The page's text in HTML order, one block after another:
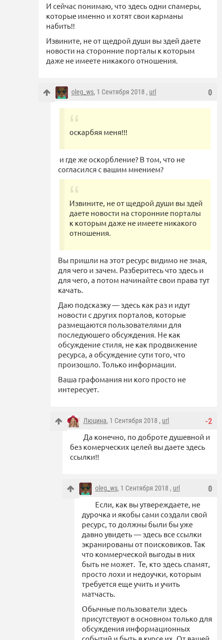
И сейчас понимаю, что здесь одни спамеры,
которые именно и хотят свои карманы
набить!!
Извините, не от щедрой души вы здей даете
новости на сторонние порталы к которым
даже не имеете никакого отношения.
0
oleg_ws, 1 Сентября 2018 , url
оскарбяя меня!!!
и где же оскорбление? В том, что не
согласился с вашим мнением?
Извините, не от щедрой души вы здей
даете новости на сторонние порталы
к которым даже не имеете никакого
отношения.
Вы пришли на этот ресурс видимо не зная,
для чего и зачем. Разберитесь что здесь и
для чего, а потом начинайте свои права тут
качать.
Даю подсказку — здесь как раз и идут
новости с других порталов, которые
размещаются пользователями для
последуюшего обсуждения. Не как
обсуждение стиля, не как продвижение
ресурса, а обсуждение сути того, что
произошло. Только информации.
Ваша графомания ни кого просто не
интересует.
-2
Люцина, 1 Сентября 2018 , url
Да конечно, по доброте душевной и
без комерческих целей вы даете здесь
ссылки!!
0
oleg_ws, 1 Сентября 2018 , url
Если, как вы утвереждаете, не
дурочка и якобы сами создали свой
ресурс, то должны были бы уже
давно увидеть — здесь все ссылки
экранированы от поисковиков. Так
что коммерческой выгоды в них
быть не может. Те, кто здесь спамят,
просто лохи и недоучки, которым
требуется еще учить и учить
матчасть.
Обычные пользователи здесь
присутствуют в основном только для
обсуждения информационных
событий и быть в курсе их. От вашей